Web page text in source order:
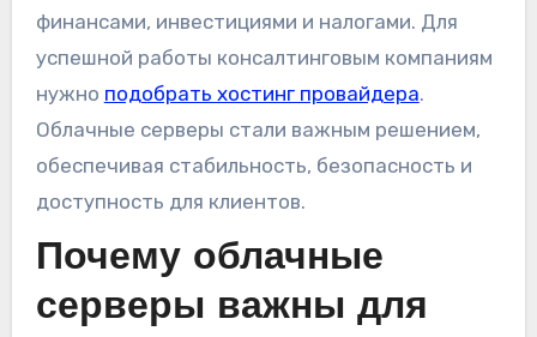
финансами, инвестициями и налогами. Для
успешной работы консалтинговым компаниям
нужно подобрать хостинг провайдера.
Облачные серверы стали важным решением,
обеспечивая стабильность, безопасность и
доступность для клиентов.
Почему облачные
серверы важны для